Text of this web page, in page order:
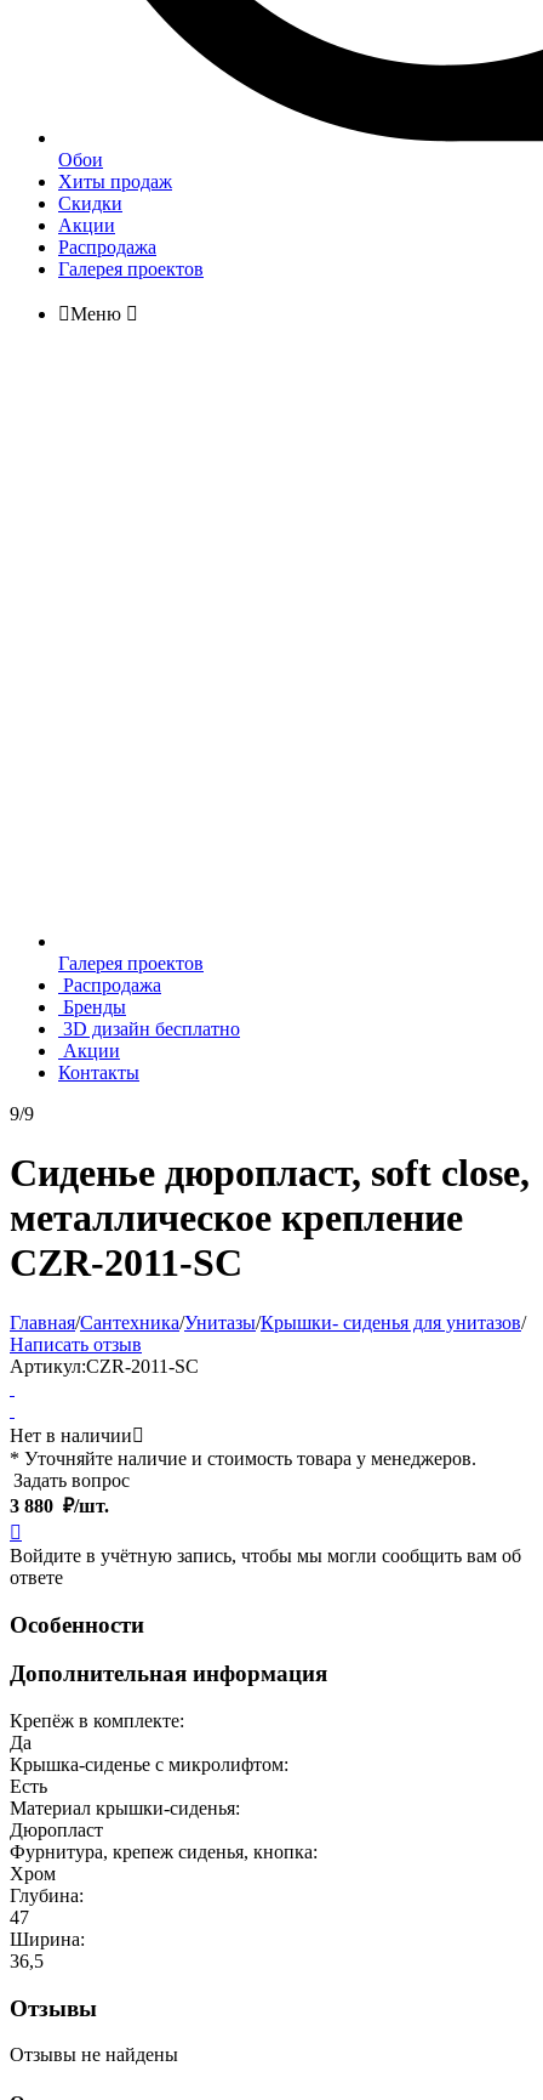
Обои
Хиты продаж
Скидки
Акции
Распродажа
Галерея проектов
Меню 
Галерея проектов
Распродажа
Бренды
3D дизайн бесплатно
Акции
Контакты
9/9
Сиденье дюропласт, soft close,
металлическое крепление
CZR-2011-SC
Главная/Сантехника/Унитазы/Крышки- сиденья для унитазов/
Написать отзыв
Артикул:CZR-2011-SC
Нет в наличии
* Уточняйте наличие и стоимость товара у менеджеров.
Задать вопрос
3 880 ₽/шт.

Войдите в учётную запись, чтобы мы могли сообщить вам об
ответе
Особенности
Дополнительная информация
Крепёж в комплекте:
Да
Крышка-сиденье с микролифтом:
Есть
Материал крышки-сиденья:
Дюропласт
Фурнитура, крепеж сиденья, кнопка:
Хром
Глубина:
47
Ширина:
36,5
Отзывы
Отзывы не найдены